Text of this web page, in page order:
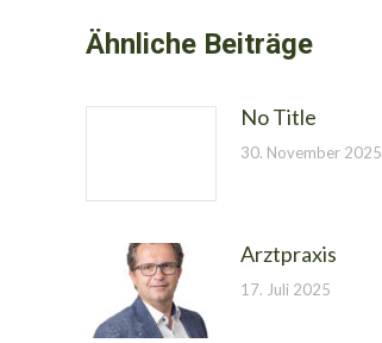
Ähnliche Beiträge
No Title
30. November 2025
Arztpraxis
17. Juli 2025